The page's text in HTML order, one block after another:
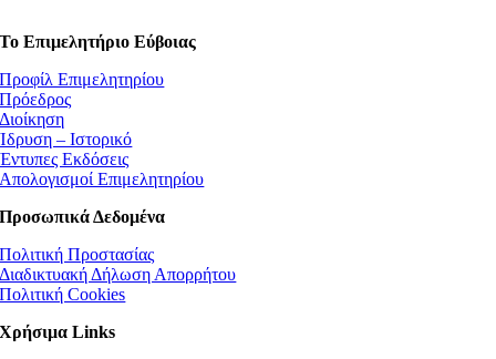
Το Επιμελητήριο Εύβοιας
Προφίλ Επιμελητηρίου
Πρόεδρος
Διοίκηση
Ίδρυση – Ιστορικό
Έντυπες Εκδόσεις
Απολογισμοί Επιμελητηρίου
Προσωπικά Δεδομένα
Πολιτική Προστασίας
Διαδικτυακή Δήλωση Απορρήτου
Πολιτική Cookies
Χρήσιμα Links